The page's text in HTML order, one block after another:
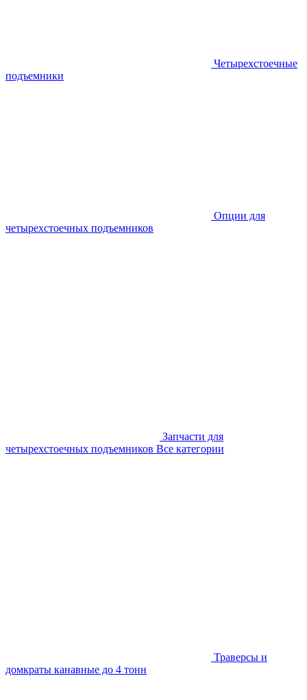
Четырехстоечные
подъемники
Опции для
четырехстоечных подъемников
Запчасти для
четырехстоечных подъемников Все категории
Траверсы и
домкраты канавные до 4 тонн